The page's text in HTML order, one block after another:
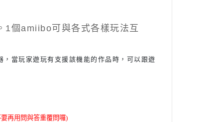
1個amiibo可與各式各樣玩法互
玩家遊玩有支援該機能的作品時，可以跟遊
再用問與答重覆問囉)